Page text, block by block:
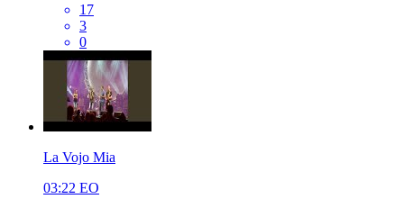
17
3
0
La Vojo Mia
03:22 EO